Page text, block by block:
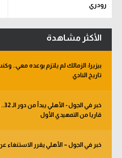
رودري
الأكثر مشاهدة
بيزيرا: الزمالك لم يلتزم بوعده معي..
تاريخ النادي
قاريا من التمهيدي الأول
خبر في الجول – الأهلي يقرر الاستنغاء